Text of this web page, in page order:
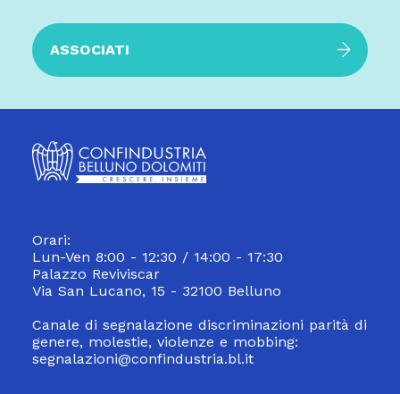
ASSOCIATI
Orari:
Lun-Ven 8:00 - 12:30 / 14:00 - 17:30
Palazzo Reviviscar
Via San Lucano, 15 - 32100 Belluno
Canale di segnalazione discriminazioni parità di
genere, molestie, violenze e mobbing:
segnalazioni@confindustria.bl.it